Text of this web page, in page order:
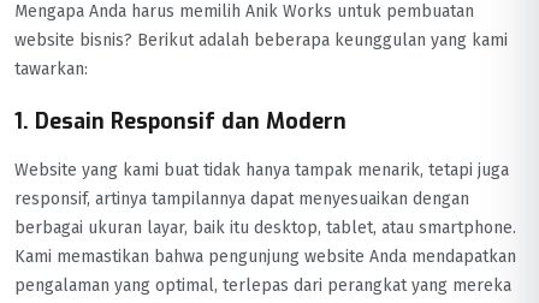
Mengapa Anda harus memilih Anik Works untuk pembuatan
website bisnis? Berikut adalah beberapa keunggulan yang kami
tawarkan:
1. Desain Responsif dan Modern
Website yang kami buat tidak hanya tampak menarik, tetapi juga
responsif, artinya tampilannya dapat menyesuaikan dengan
berbagai ukuran layar, baik itu desktop, tablet, atau smartphone.
Kami memastikan bahwa pengunjung website Anda mendapatkan
pengalaman yang optimal, terlepas dari perangkat yang mereka